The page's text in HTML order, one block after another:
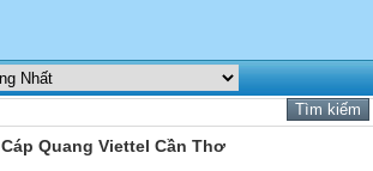
Cáp Quang Viettel Cần Thơ